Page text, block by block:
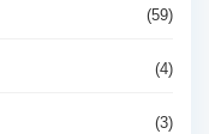
(59)
(4)
(3)